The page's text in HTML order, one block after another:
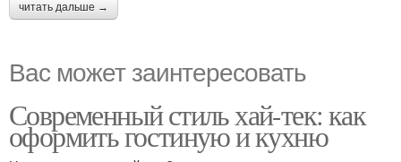
читать дальше →
Вас может заинтересовать
Современный стиль хай-тек: как
оформить гостиную и кухню